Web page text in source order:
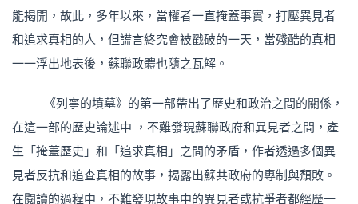
能揭開，故此，多年以來，當權者一直掩蓋事實，打壓異見者
和追求真相的人，但謊言終究會被戳破的一天，當殘酷的真相
一一浮出地表後，蘇聯政體也隨之瓦解。
《列寧的墳墓》的第一部帶出了歷史和政治之間的關係，
在這一部的歷史論述中 ，不難發現蘇聯政府和異見者之間，產
生「掩蓋歷史」和「追求真相」之間的矛盾，作者透過多個異
見者反抗和追查真相的故事，揭露出蘇共政府的專制與頹敗。
在閱讀的過程中，不難發現故事中的異見者或抗爭者都經歷一